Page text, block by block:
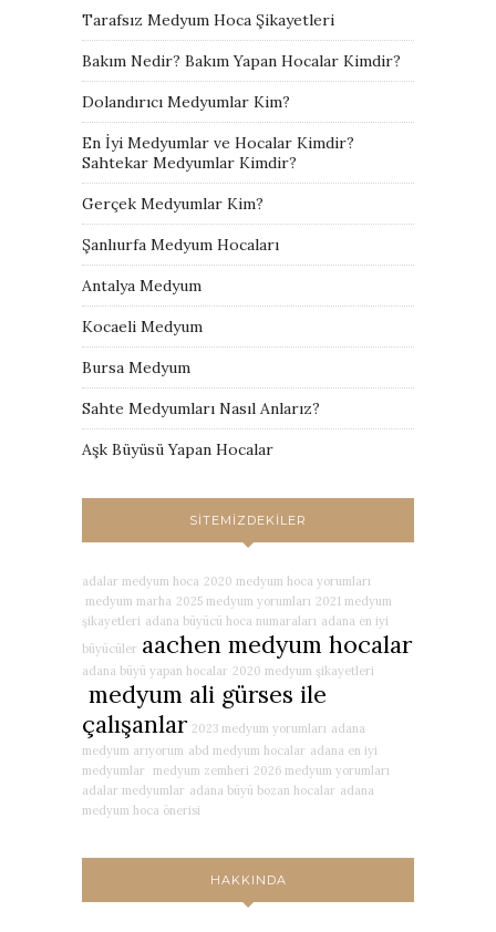
Tarafsız Medyum Hoca Şikayetleri
Bakım Nedir? Bakım Yapan Hocalar Kimdir?
Dolandırıcı Medyumlar Kim?
En İyi Medyumlar ve Hocalar Kimdir?
Sahtekar Medyumlar Kimdir?
Gerçek Medyumlar Kim?
Şanlıurfa Medyum Hocaları
Antalya Medyum
Kocaeli Medyum
Bursa Medyum
Sahte Medyumları Nasıl Anlarız?
Aşk Büyüsü Yapan Hocalar
SITEMIZDEKILER
adalar medyum hoca 2020 medyum hoca yorumları
medyum marha 2025 medyum yorumları 2021 medyum
şikayetleri adana büyücü hoca numaraları adana en iyi
büyücüler aachen medyum hocalar
adana büyü yapan hocalar 2020 medyum şikayetleri
medyum ali gürses ile
çalışanlar 2023 medyum yorumları adana
medyum arıyorum abd medyum hocalar adana en iyi
medyumlar
medyum zemheri 2026 medyum yorumları
adalar medyumlar adana büyü bozan hocalar adana
medyum hoca önerisi
HAKKINDA